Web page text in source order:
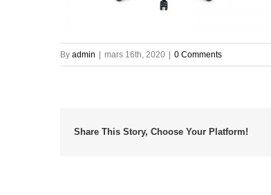
By admin mars 16th, 2020 0 Comments
Share This Story, Choose Your Platform!